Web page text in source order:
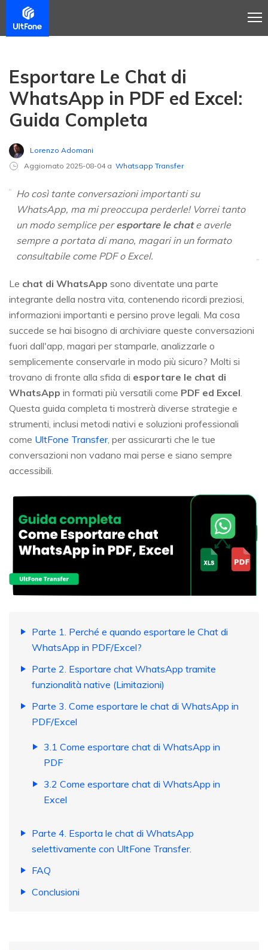
Esportare Le Chat di
WhatsApp in PDF ed Excel:
Guida Completa
Lorenzo Adomani
Aggiornato 2025-08-04 a Whatsapp Transfer
Ho così tante conversazioni importanti su
WhatsApp, ma mi preoccupa perderle! Vorrei tanto
un modo semplice peresportare le chate averle
sempre a portata di mano, magari in un formato
consultabile come PDF o Excel.
Le chat di WhatsApp sono diventate una parte
integrante della nostra vita, contenendo ricordi preziosi,
informazioni importanti e persino prove legali. Ma cosa
succede se hai bisogno di archiviare queste conversazioni
fuori dall'app, magari per stamparle, analizzarle o
semplicemente conservarle in modo più sicuro? Molti si
trovano di fronte alla sfida di esportare le chat di
WhatsApp in formati più versatili come PDF ed Excel.
Questa guida completa ti mostrerà diverse strategie e
strumenti, inclusi metodi nativi e soluzioni professionali
come UltFone Transfer, per assicurarti che le tue
conversazioni non vadano mai perse e siano sempre
accessibili.
Parte 1. Perché e quando esportare le Chat di
WhatsApp in PDF/Excel?
Parte 2. Esportare chat WhatsApp tramite
funzionalità native (Limitazioni)
Parte 3. Come esportare le chat di WhatsApp in
PDF/Excel
3.1 Come esportare chat di WhatsApp in
PDF
3.2 Come esportare chat di WhatsApp in
Excel
Parte 4. Esporta le chat di WhatsApp
selettivamente con UltFone Transfer.
FAQ
Conclusioni